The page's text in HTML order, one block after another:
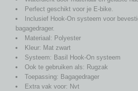
Perfect geschikt voor je E-bike.
Inclusief Hook-On systeem voor
bagagedrager.
Materiaal: Polyester
Kleur: Mat zwart
Systeem: Basil Hook-On systeem
Ook te gebruiken als: Rugzak
Toepassing: Bagagedrager
Extra vak voor: Nvt